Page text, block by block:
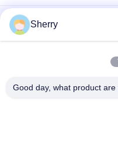
उच्च परिशुद्धता डिजिटल डिस्प्ले
टच स्क्रीन 88 एचआरए माइक्रो
Sherry
Good day, what product